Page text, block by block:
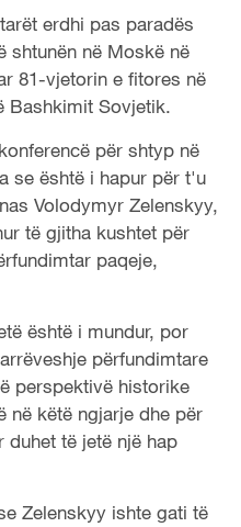
erdhi pas paradës
shtunën në Moskë në
81-vjetorin e fitores në
Bashkimit Sovjetik.
për shtyp në
se është i hapur për t'u
Volodymyr Zelenskyy,
të gjitha kushtet për
paqeje,
është i mundur, por
përfundimtare
perspektivë historike
në këtë ngjarje dhe për
duhet të jetë një hap
Zelenskyy ishte gati të